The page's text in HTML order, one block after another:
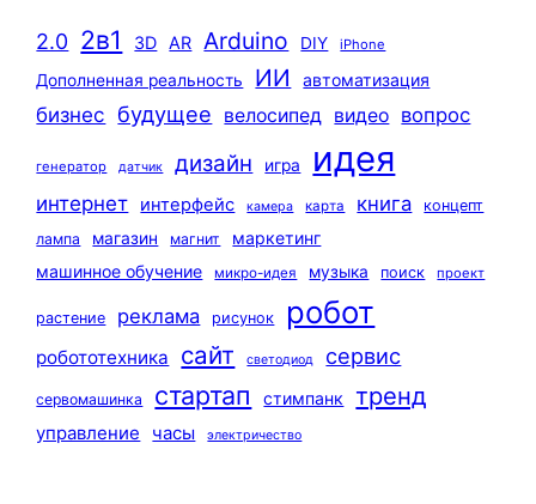
2.0 2в1 3D AR Arduino DIY iPhone
Дополненная реальность ИИ автоматизация
бизнес будущее велосипед видео вопрос
генератор датчик дизайн игра идея
интернет интерфейс камера карта книга
концепт
лампа
магазин магнит
маркетинг
машинное обучение
микро-идея музыка поиск проект
растение реклама рисунок робот
робототехника сайт светодиод сервис
сервомашинка стартап стимпанк тренд
управление часы электричество